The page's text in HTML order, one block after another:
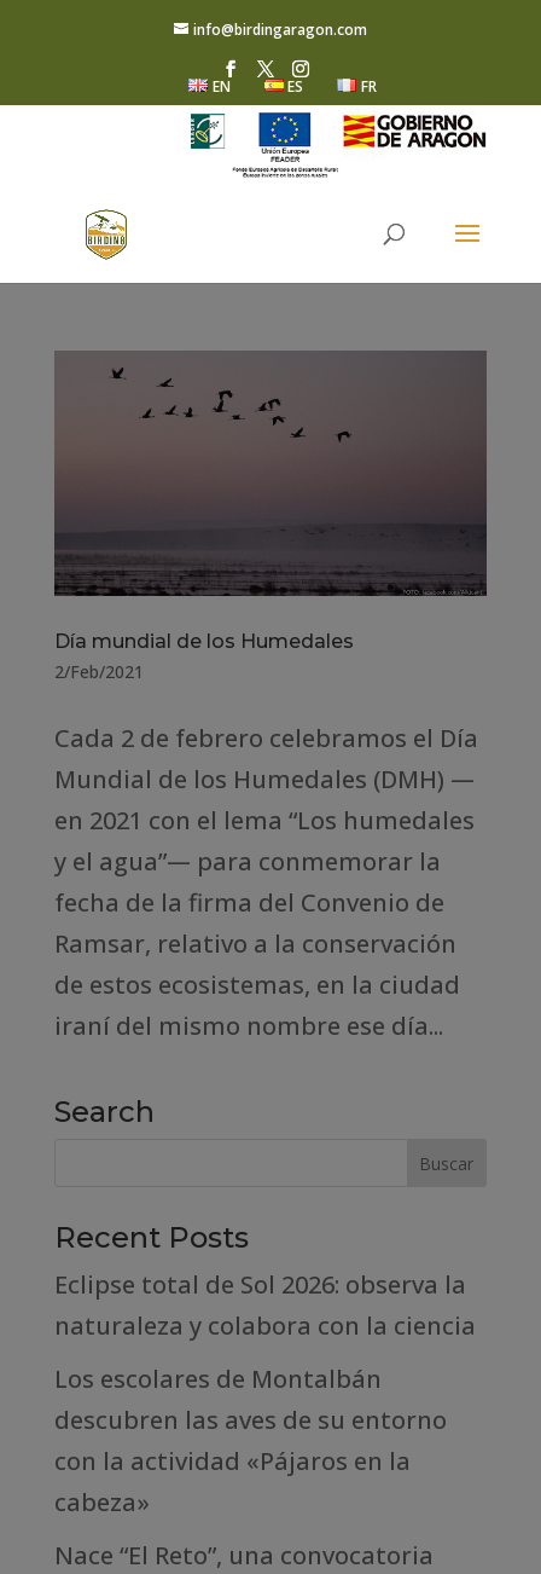
info@birdingaragon.com
EN ES FR
Día mundial de los Humedales
2/Feb/2021
Cada 2 de febrero celebramos el Día
Mundial de los Humedales (DMH) —
en 2021 con el lema “Los humedales
y el agua”— para conmemorar la
fecha de la firma del Convenio de
Ramsar, relativo a la conservación
de estos ecosistemas, en la ciudad
iraní del mismo nombre ese día...
Search
Recent Posts
Eclipse total de Sol 2026: observa la
naturaleza y colabora con la ciencia
Los escolares de Montalbán
descubren las aves de su entorno
con la actividad «Pájaros en la
cabeza»
Nace “El Reto”, una convocatoria